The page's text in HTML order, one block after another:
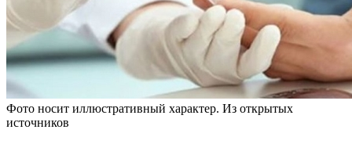
Фото носит иллюстративный характер. Из открытых
источников